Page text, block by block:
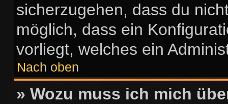
sicherzugehen, dass du
möglich, dass ein
vorliegt, welches ein
Nach oben
» Wozu muss ich mich